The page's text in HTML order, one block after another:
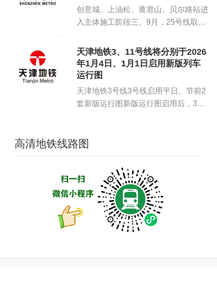
创意城、上油松、黄君山、贝尔路站进
入主体施工阶段三。9月，25号线取得
多个节点，一共高达四座车站进入主体
施工阶段三。首先是第二座启动装配式
的车站-华昌站启动拼装，该站装配段
共计61环，随着首环拼装完成...
天津地铁3、11号线将分别于2026
年1月4日、1月1日启用新版列车
运行图
天津地铁3号线3号线启用平日、节前2
套新版运行图新版运行图启用后，3号
缩短至6分6秒。天津地铁11号线11号
高清地铁线路图